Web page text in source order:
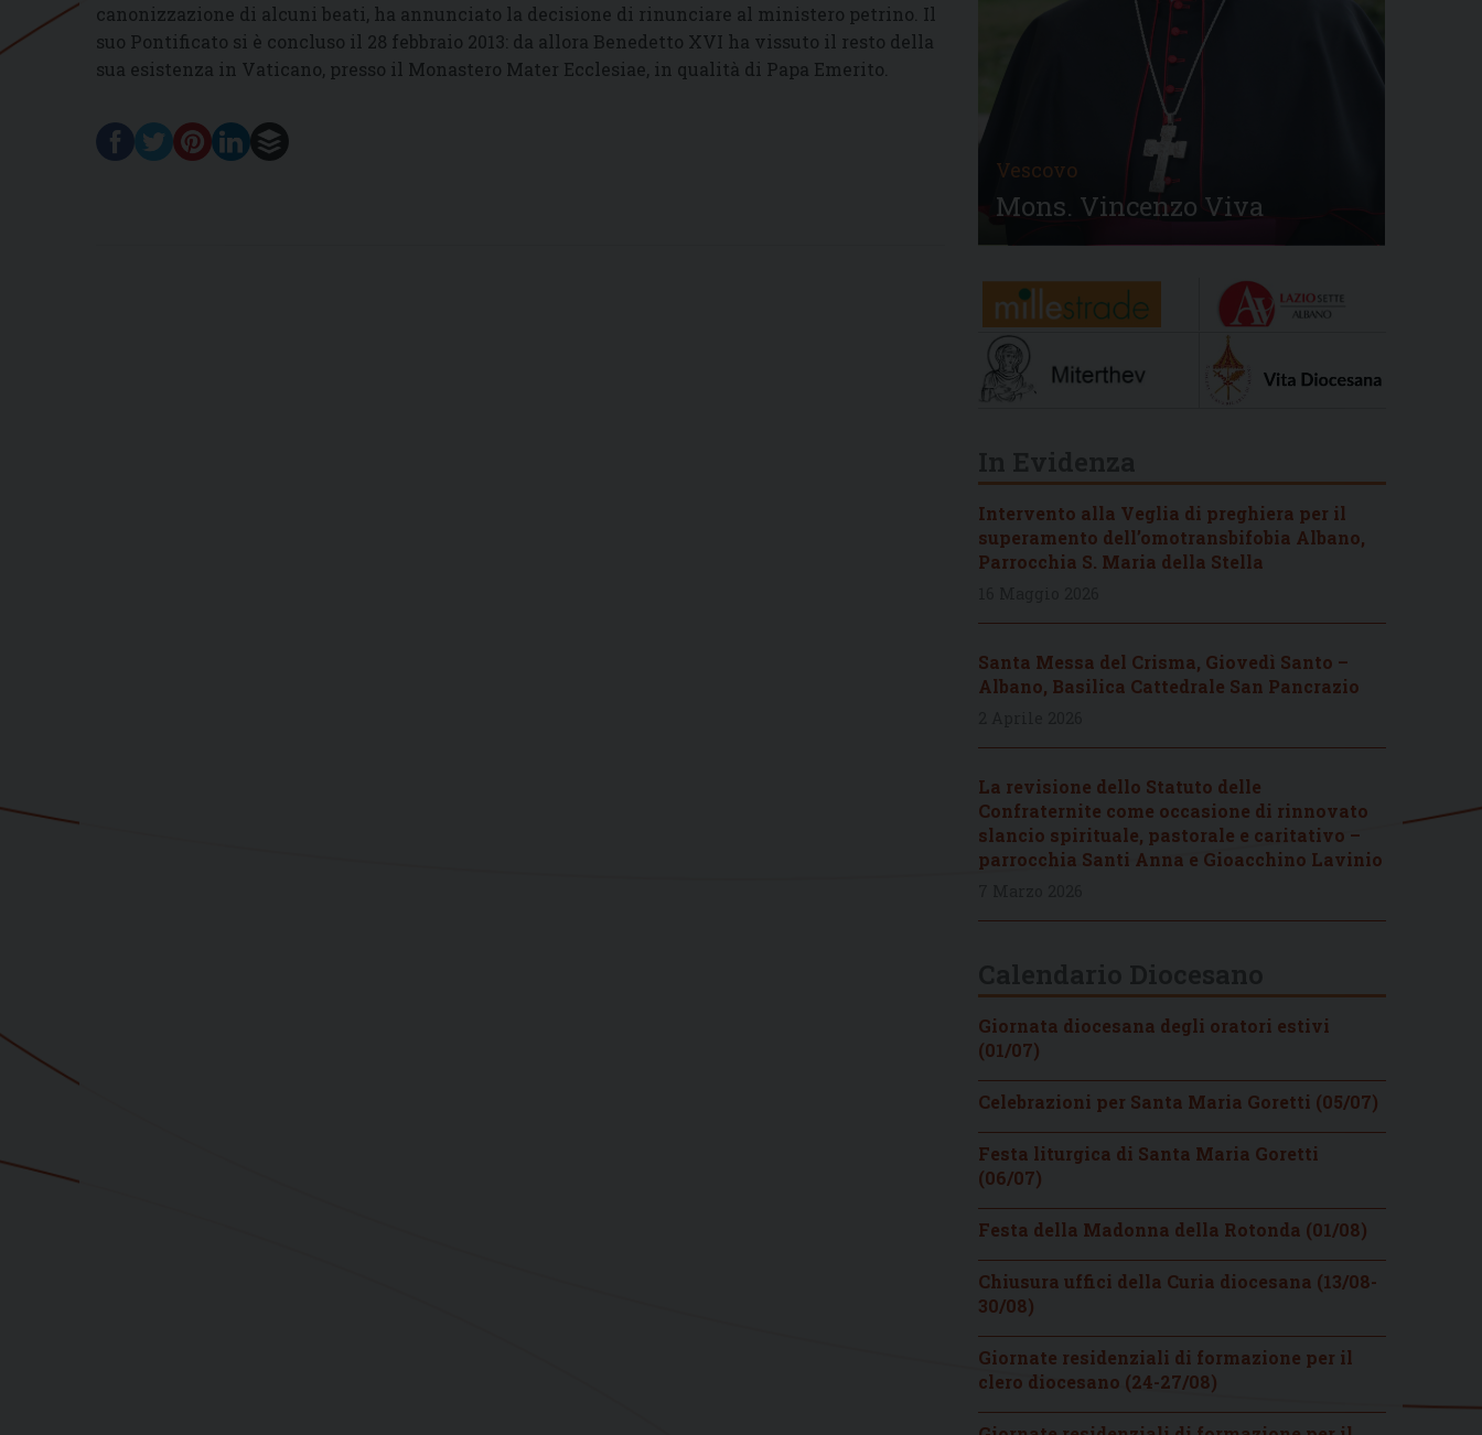
canonizzazione di alcuni beati, ha annunciato la decisione di rinunciare al ministero petrino. Il
suo Pontificato si è concluso il 28 febbraio 2013: da allora Benedetto XVI ha vissuto il resto della
sua esistenza in Vaticano, presso il Monastero Mater Ecclesiae, in qualità di Papa Emerito.
Vescovo
Mons. Vincenzo Viva
Intervento alla Veglia di preghiera per il
superamento dell’omotransbifobia Albano,
Parrocchia S. Maria della Stella
Santa Messa del Crisma, Giovedì Santo –
Albano, Basilica Cattedrale San Pancrazio
La revisione dello Statuto delle
Confraternite come occasione di rinnovato
slancio spirituale, pastorale e caritativo –
parrocchia Santi Anna e Gioacchino Lavinio
Giornata diocesana degli oratori estivi
(01/07)
Celebrazioni per Santa Maria Goretti (05/07)
Festa liturgica di Santa Maria Goretti
(06/07)
Festa della Madonna della Rotonda (01/08)
Chiusura uffici della Curia diocesana (13/08-
30/08)
Giornate residenziali di formazione per il
clero diocesano (24-27/08)